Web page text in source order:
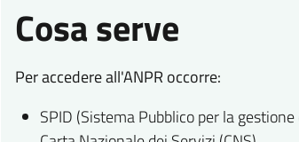
Cosa serve
Per accedere all'ANPR occorre:
SPID (Sistema Pubblico per la